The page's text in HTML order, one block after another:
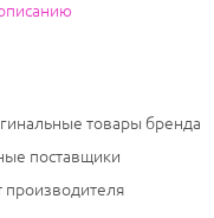
товары бренда
поставщики
производителя